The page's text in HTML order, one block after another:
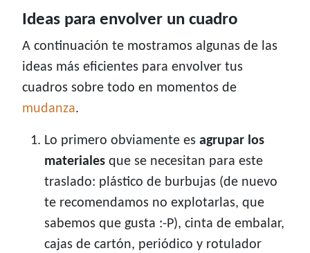
Ideas para envolver un cuadro
A continuación te mostramos algunas de las
ideas más eficientes para envolver tus
cuadros sobre todo en momentos de
mudanza.
Lo primero obviamente es agrupar los
materiales que se necesitan para este
traslado: plástico de burbujas (de nuevo
te recomendamos no explotarlas, que
sabemos que gusta :-P), cinta de embalar,
cajas de cartón, periódico y rotulador